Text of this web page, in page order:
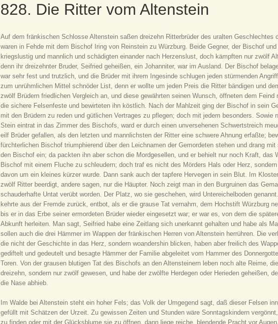
828. Die Ritter vom Altenstein
Auf dem fränkischen Schlosse Altenstein saßen dreizehn Ritterbrüder des uralten Geschlechtes
waren in Fehde mit dem Bischof Iring von Reinstein zu Würzburg. Beide Gegner, der Bischof
kriegslustig und mannlich und schädigten einander nach Herzenslust, doch kämpften nur zwölf
denn ihr dreizehnter Bruder, Seifried geheißen, ein Johanniter, war im Ausland. Der Bischof
war sehr fest und trutzlich, und die Brüder mit ihrem Ingesinde schlugen jeden stürmenden
zum unrühmlichen Mittel schnöder List, denn er wollte um jeden Preis die Ritter bändigen und
zwölf Brüdern friedlichen Vergleich an, und diese gewährten seinen Wunsch, öffneten dem Feind
die sichere Felsenfeste und bewirteten ihn köstlich. Nach der Mahlzeit ging der Bischof in sein
mit den Brüdern zu reden und gütlichen Vertrages zu pflegen; doch mit jedem besonders. Sowie
Stein eintrat in das Zimmer des Bischofs, ward er durch einen unversehenen Schwertstreich
eilf Brüder gefallen, als den letzten und mannlichsten der Ritter eine schwere Ahnung erfaßte;
fürchterlichen Bischof triumphierend über den Leichnamen der Gemordeten stehen und drang
den Bischof ein; da packten ihn aber schon die Mordgesellen, und er behielt nur noch Kraft, das
Bischof mit einem Fluche zu schleudern; doch traf es nicht des Mörders Hals oder Herz,
davon um ein kleines kürzer wurde. Dann sank auch der tapfere Hervegen in sein Blut. Im
zwölf Ritter beerdigt, andere sagen, nur die Häupter. Noch zeigt man in den Burgruinen das
schauderhafte Untat verübt worden. Der Platz, wo sie geschehen, wird Untereichelboden
kehrte aus der Fremde zurück, entbot, als er die grause Tat vernahm, dem Hochstift Würzburg
bis er in das Erbe seiner ermordeten Brüder wieder eingesetzt war; er war es, von dem die
Abkunft herleiten. Man sagt, Seifried habe eine Zeitlang sich unerkannt gehalten und habe als
sollen auch die drei Hämmer im Wappen der fränkischen Herren von Altenstein herrühren. Die
die nicht der Geschichte in das Herz, sondern woandershin blicken, haben aber freilich des
gediftelt und gedeutelt und besagte Hämmer der Familie abgeleitet vom Hammer des
Toren. Von der grausen blutigen Tat des Bischofs an den Altensteinern leben noch alte Reime,
dreizehn, sondern nur zwölf gewesen, und habe der zwölfte Herdegen oder Herieden geheißen,
die Nase abhieb.
Im Walde bei Altenstein steht ein hoher Fels; das Volk der Umgegend sagt, daß dieser Felsen
gefüllt mit Schätzen der Urzeit. Zu gewissen Zeiten und Stunden wäre Sonntagskindern
zu finden oder mit der Glücksblume sie zu öffnen, dann liege reiche, blendende Pracht vor